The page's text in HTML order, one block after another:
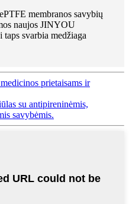
membranos savybių
naujos JINYOU
svarbia medžiaga
prietaisams ir
su antipireninėmis,
savybėmis.